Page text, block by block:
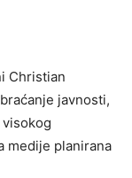
Christian
javnosti,
medije planirana